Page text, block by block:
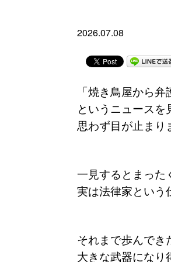
2026.07.08
「焼き鳥屋から弁
というニュースを
思わず目が止まり
一見するとまった
実は法律家という
それまで歩んでき
大きな武器になり